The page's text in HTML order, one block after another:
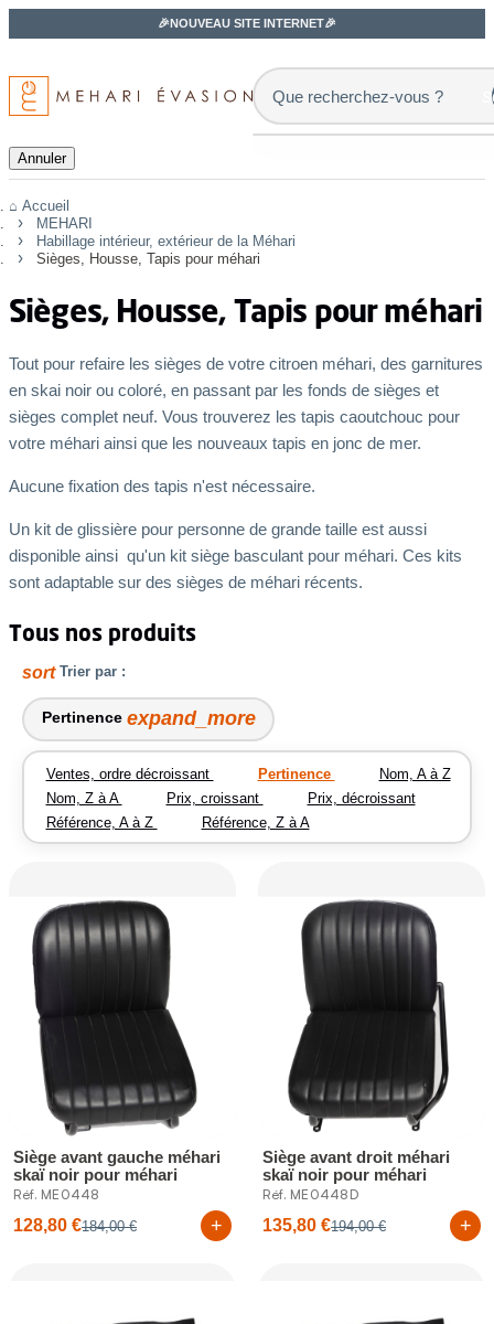
🎉NOUVEAU SITE INTERNET🎉
Annuler
Accueil
MEHARI
Habillage intérieur, extérieur de la Méhari
Sièges, Housse, Tapis pour méhari
Sièges, Housse, Tapis pour méhari
Tout pour refaire les sièges de votre citroen méhari, des garnitures
en skai noir ou coloré, en passant par les fonds de sièges et
sièges complet neuf. Vous trouverez les tapis caoutchouc pour
votre méhari ainsi que les nouveaux tapis en jonc de mer.
Aucune fixation des tapis n'est nécessaire.
Un kit de glissière pour personne de grande taille est aussi
disponible ainsi qu'un kit siège basculant pour méhari. Ces kits
sont adaptable sur des sièges de méhari récents.
Tous nos produits
sort Trier par :
Pertinence expand_more
Ventes, ordre décroissant Pertinence
Nom, A à Z
Nom, Z à A
Prix, croissant
Prix, décroissant
Référence, A à Z
Référence, Z à A
Siège avant gauche méhari
skaï noir pour méhari
Réf. ME0448
128,80 €184,00 € +
Siège avant droit méhari
skaï noir pour méhari
Réf. ME0448D
135,80 €194,00 € +